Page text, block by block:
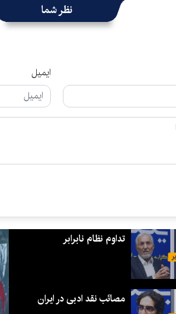
نظر شما
ایمیل
تداوم نظام نابرابر
مصائب نقد ادبی در ایران